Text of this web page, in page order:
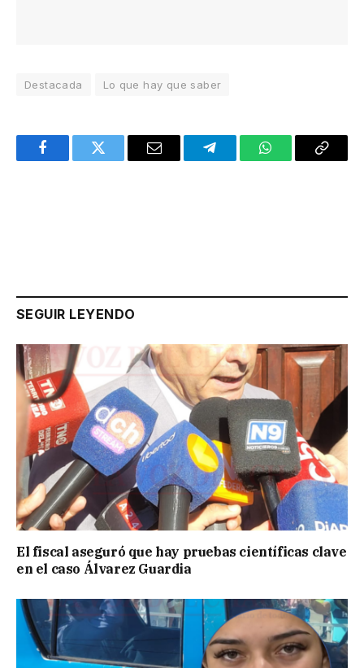
Destacada Lo que hay que saber
FacebookTwitter Email TelegramWhatsAppCopy
SEGUIR LEYENDO
El fiscal aseguró que hay pruebas científicas clave
en el caso Álvarez Guardia